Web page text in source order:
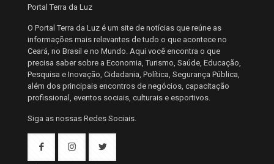
Portal Terra da Luz
O Portal Terra da Luz é um site de notícias que reúne as
informações mais relevantes de tudo o que acontece no
Ceará, no Brasil e no Mundo. Aqui você encontra o que
precisa saber sobre a Economia, Turismo, Saúde, Educação,
Pesquisa e Inovação, Cidadania, Política, Segurança Pública,
além dos principais encontros de negócios, capacitação
profissional, eventos sociais, culturais e esportivos.
Siga as nossas Redes Sociais.